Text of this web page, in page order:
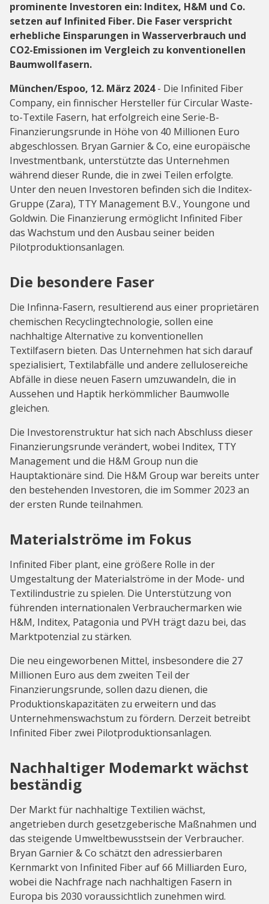
prominente Investoren ein: Inditex, H&M und Co.
setzen auf Infinited Fiber. Die Faser verspricht
erhebliche Einsparungen in Wasserverbrauch und
CO2-Emissionen im Vergleich zu konventionellen
Baumwollfasern.
München/Espoo, 12. März 2024- Die Infinited Fiber
Company, ein finnischer Hersteller für Circular Waste-
to-Textile Fasern, hat erfolgreich eine Serie-B-
Finanzierungsrunde in Höhe von 40 Millionen Euro
abgeschlossen. Bryan Garnier & Co, eine europäische
Investmentbank, unterstützte das Unternehmen
während dieser Runde, die in zwei Teilen erfolgte.
Unter den neuen Investoren befinden sich die Inditex-
Gruppe (Zara), TTY Management B.V., Youngone und
Goldwin. Die Finanzierung ermöglicht Infinited Fiber
das Wachstum und den Ausbau seiner beiden
Pilotproduktionsanlagen.
Die besondere Faser
Die Infinna-Fasern, resultierend aus einer proprietären
chemischen Recyclingtechnologie, sollen eine
nachhaltige Alternative zu konventionellen
Textilfasern bieten. Das Unternehmen hat sich darauf
spezialisiert, Textilabfälle und andere zellulosereiche
Abfälle in diese neuen Fasern umzuwandeln, die in
Aussehen und Haptik herkömmlicher Baumwolle
gleichen.
Die Investorenstruktur hat sich nach Abschluss dieser
Finanzierungsrunde verändert, wobei Inditex, TTY
Management und die H&M Group nun die
Hauptaktionäre sind. Die H&M Group war bereits unter
den bestehenden Investoren, die im Sommer 2023 an
der ersten Runde teilnahmen.
Materialströme im Fokus
Infinited Fiber plant, eine größere Rolle in der
Umgestaltung der Materialströme in der Mode- und
Textilindustrie zu spielen. Die Unterstützung von
führenden internationalen Verbrauchermarken wie
H&M, Inditex, Patagonia und PVH trägt dazu bei, das
Marktpotenzial zu stärken.
Die neu eingeworbenen Mittel, insbesondere die 27
Millionen Euro aus dem zweiten Teil der
Finanzierungsrunde, sollen dazu dienen, die
Produktionskapazitäten zu erweitern und das
Unternehmenswachstum zu fördern. Derzeit betreibt
Infinited Fiber zwei Pilotproduktionsanlagen.
Nachhaltiger Modemarkt wächst
beständig
Der Markt für nachhaltige Textilien wächst,
angetrieben durch gesetzgeberische Maßnahmen und
das steigende Umweltbewusstsein der Verbraucher.
Bryan Garnier & Co schätzt den adressierbaren
Kernmarkt von Infinited Fiber auf 66 Milliarden Euro,
wobei die Nachfrage nach nachhaltigen Fasern in
Europa bis 2030 voraussichtlich zunehmen wird.